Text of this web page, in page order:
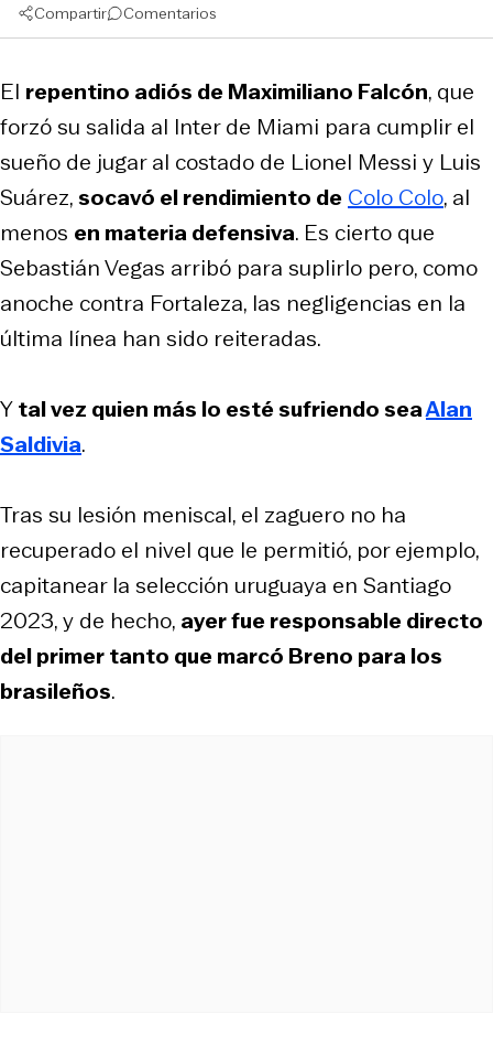
Compartir Comentarios
El repentino adiós de Maximiliano Falcón, que
forzó su salida al Inter de Miami para cumplir el
sueño de jugar al costado de Lionel Messi y Luis
Suárez,socavó el rendimiento de Colo Colo, al
menos en materia defensiva. Es cierto que
Sebastián Vegas arribó para suplirlo pero, como
anoche contra Fortaleza, las negligencias en la
última línea han sido reiteradas.
Ytal vez quien más lo esté sufriendo seaAlan
Saldivia.
Tras su lesión meniscal, el zaguero no ha
recuperado el nivel que le permitió, por ejemplo,
capitanear la selección uruguaya en Santiago
2023, y de hecho, ayer fue responsable directo
del primer tanto que marcó Breno para los
brasileños.